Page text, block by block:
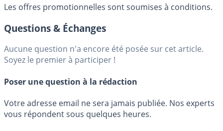
Les offres promotionnelles sont soumises à conditions.
Questions & Échanges
Aucune question n'a encore été posée sur cet article.
Soyez le premier à participer !
Poser une question à la rédaction
Votre adresse email ne sera jamais publiée. Nos experts
vous répondent sous quelques heures.